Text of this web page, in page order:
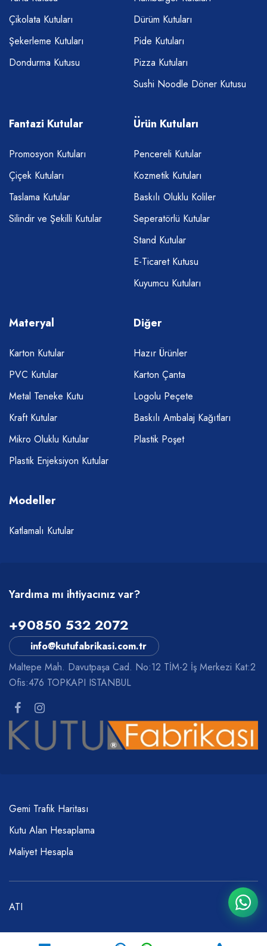
Çikolata Kutuları
Şekerleme Kutuları
Dondurma Kutusu
Dürüm Kutuları
Pide Kutuları
Pizza Kutuları
Sushi Noodle Döner Kutusu
Fantazi Kutular
Promosyon Kutuları
Çiçek Kutuları
Taslama Kutular
Silindir ve Şekilli Kutular
Ürün Kutuları
Pencereli Kutular
Kozmetik Kutuları
Baskılı Oluklu Koliler
Seperatörlü Kutular
Stand Kutular
E-Ticaret Kutusu
Kuyumcu Kutuları
Materyal
Karton Kutular
PVC Kutular
Metal Teneke Kutu
Kraft Kutular
Mikro Oluklu Kutular
Plastik Enjeksiyon Kutular
Diğer
Hazır Ürünler
Karton Çanta
Logolu Peçete
Baskılı Ambalaj Kağıtları
Plastik Poşet
Modeller
Katlamalı Kutular
Yardıma mı ihtiyacınız var?
+90850 532 2072
info@kutufabrikasi.com.tr
Maltepe Mah. Davutpaşa Cad. No:12 TİM-2 İş Merkezi Kat:2
Ofis:476 TOPKAPI ISTANBUL
Gemi Trafik Haritası
Kutu Alan Hesaplama
Maliyet Hesapla
ATI